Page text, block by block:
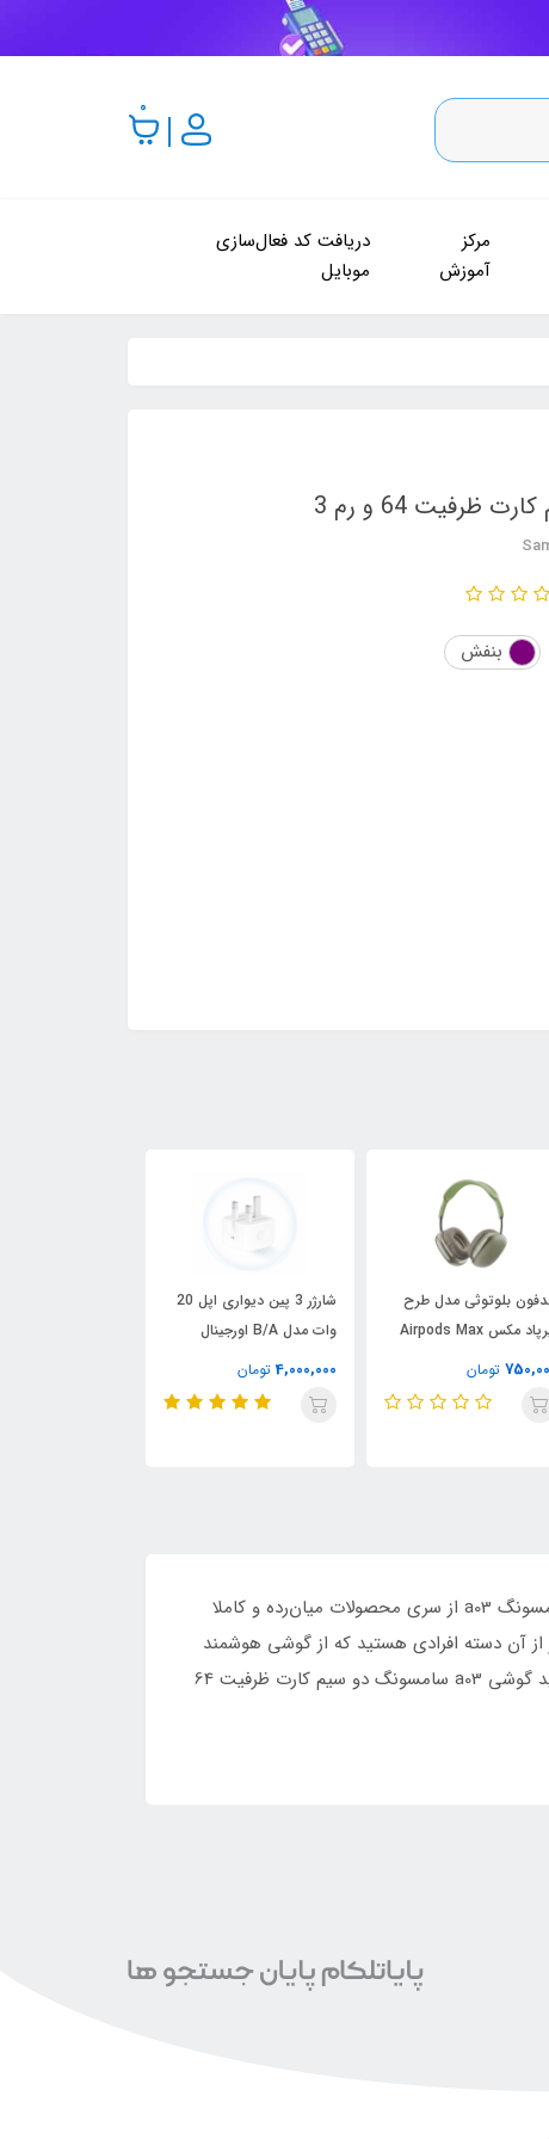
0
مرکز
آموزش
دریافت کد فعال‌سازی
موبایل
بنفش
بلوتوثی مدل طرح
ایرپاد مکس Airpods Max
تومان
شارژر 3 پین دیواری اپل 20
وات مدل B/A اورجینال
4,000,000 تومان
گوشی a03 یکی از محصولات جدید سامسونگ محسوب می‌شود که در تاریخ 26 نوامبر سال 2021 روانه بازار شد. گوشی سامسونگ a03 از سری محصولات میان‌رده و کاملا
از آن دسته افرادی هستید که از گوشی هوشمند
برای انجام کارهای عادی روزانه خود استفاده می‌کنید و تمایل ندارید تا هزینه زیادی برای خرید یک گوشی هوشمند بپردازید گوشی a03 سامسونگ دو سیم کارت ظرفیت 64